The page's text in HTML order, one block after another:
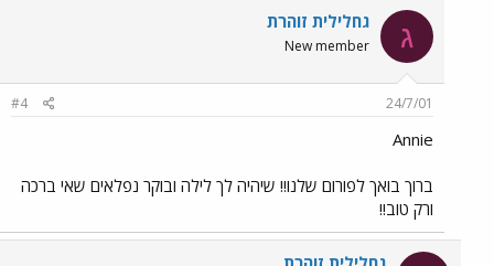
ג גחלילית זוהרת
New member
24/7/01
#4
Annie
ברוך בואך לפורום שלנו!! שיהיה לך לילה ובוקר נפלאים שאי ברכה
ורק טוב!!